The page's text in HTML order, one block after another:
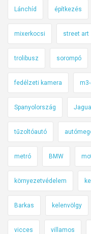
Lánchíd építkezés
mixerkocsi street art
trolibusz sorompó
fedélzeti kamera
Spanyolország
tűzoltóautó
metró BMW
környezetvédelem
Barkas kelenvölgy
vicces villamos